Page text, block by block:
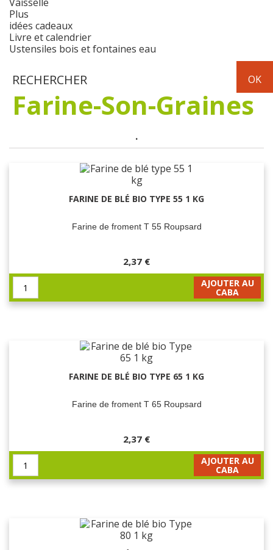
Vaisselle
Plus
idées cadeaux
Livre et calendrier
Ustensiles bois et fontaines eau
Farine-Son-Graines
.
FARINE DE BLÉ BIO TYPE 55 1 KG
Farine de froment T 55 Roupsard
2,37 €
AJOUTER AU
CABA
FARINE DE BLÉ BIO TYPE 65 1 KG
Farine de froment T 65 Roupsard
2,37 €
AJOUTER AU
CABA